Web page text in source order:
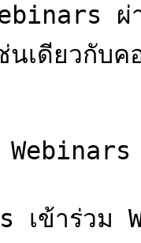
เดียวกับค
Webinars
เข้าร่วม